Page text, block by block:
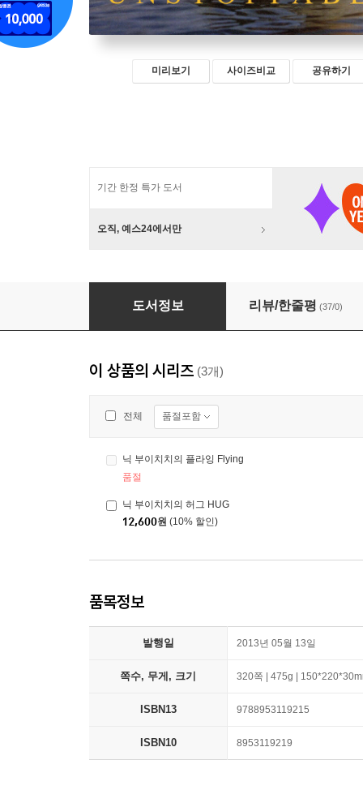
미리보기 사이즈비교 공유하기
기간 한정 특가 도서
오직, 예스24에서만
닉 부이치치의 플라잉 Flying
도서정보 리뷰/한줄평 (37/0)
이 상품의 시리즈 (3개)
전체 품절포함
닉 부이치치의 플라잉 Flying
품절
닉 부이치치의 허그 HUG
12,600원 (10% 할인)
품목정보
발행일 2013년 05월 13일
쪽수, 무게, 크기 320쪽 | 475g |
ISBN13 9788953119215
ISBN10 8953119219